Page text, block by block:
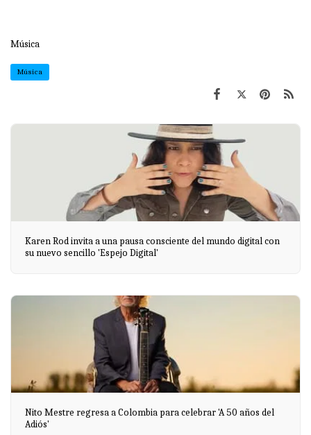
Música
Música
Karen Rod invita a una pausa consciente del mundo digital con
su nuevo sencillo 'Espejo Digital'
Nito Mestre regresa a Colombia para celebrar 'A 50 años del
Adiós'